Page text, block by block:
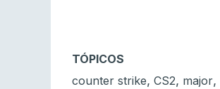
TÓPICOS
counter strike, CS2, major,